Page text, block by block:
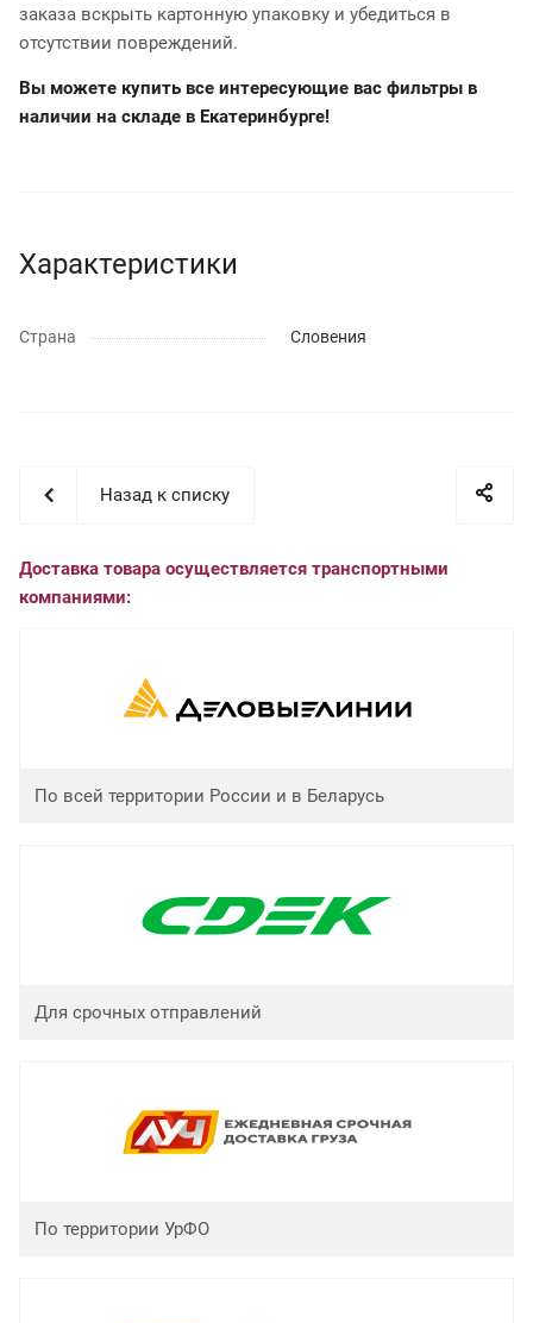
заказа вскрыть картонную упаковку и убедиться в
отсутствии повреждений.
Вы можете купить все интересующие вас фильтры в
наличии на складе в Екатеринбурге!
Характеристики
Страна Словения
Назад к списку
Доставка товара осуществляется транспортными
компаниями:
По всей территории России и в Беларусь
Для срочных отправлений
По территории УрФО